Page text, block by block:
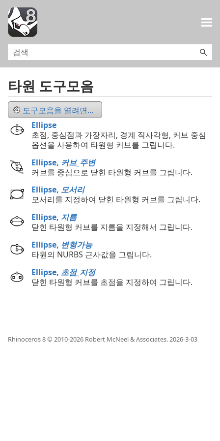
타원 도구모음
도구모음을 열려면...
Ellipse
초점, 중심점과 가장자리, 경계 직사각형, 커브 중심
옵션을 사용하여 타원형 커브를 그립니다.
Ellipse, 커브_주변
커브를 중심으로 닫힌 타원형 커브를 그립니다.
Ellipse, 모서리
모서리를 지정하여 닫힌 타원형 커브를 그립니다.
Ellipse, 지름
닫힌 타원형 커브를 지름을 지정해서 그립니다.
Ellipse, 변형가능
타원의 NURBS 근사값을 그립니다.
Ellipse, 초점_지정
닫힌 타원형 커브를 초점을 지정하여 그립니다.
Rhinoceros 8 © 2010-2026 Robert McNeel & Associates.2026-3-03